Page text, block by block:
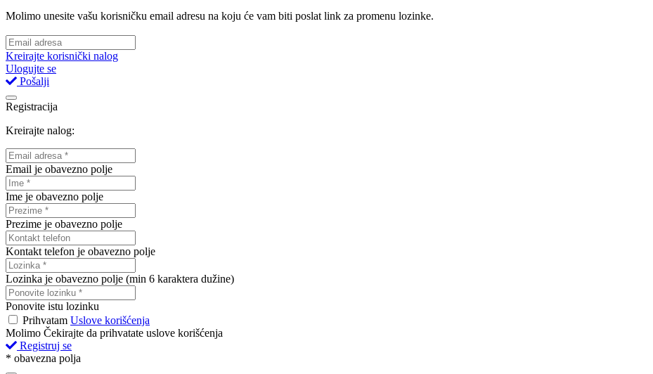
Molimo unesite vašu korisničku email adresu na koju će vam biti poslat link za promenu lozinke.
Kreirajte korisnički nalog
Ulogujte se
Pošalji
Registracija
Kreirajte nalog:
Email je obavezno polje
Ime je obavezno polje
Prezime je obavezno polje
Kontakt telefon je obavezno polje
Lozinka je obavezno polje (min 6 karaktera dužine)
Ponovite istu lozinku
Prihvatam Uslove korišćenja
Molimo Čekirajte da prihvatate uslove korišćenja
Registruj se
* obavezna polja